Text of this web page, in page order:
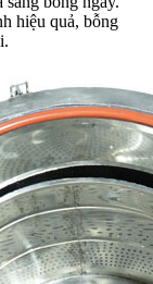
hiệu quả, bỗng